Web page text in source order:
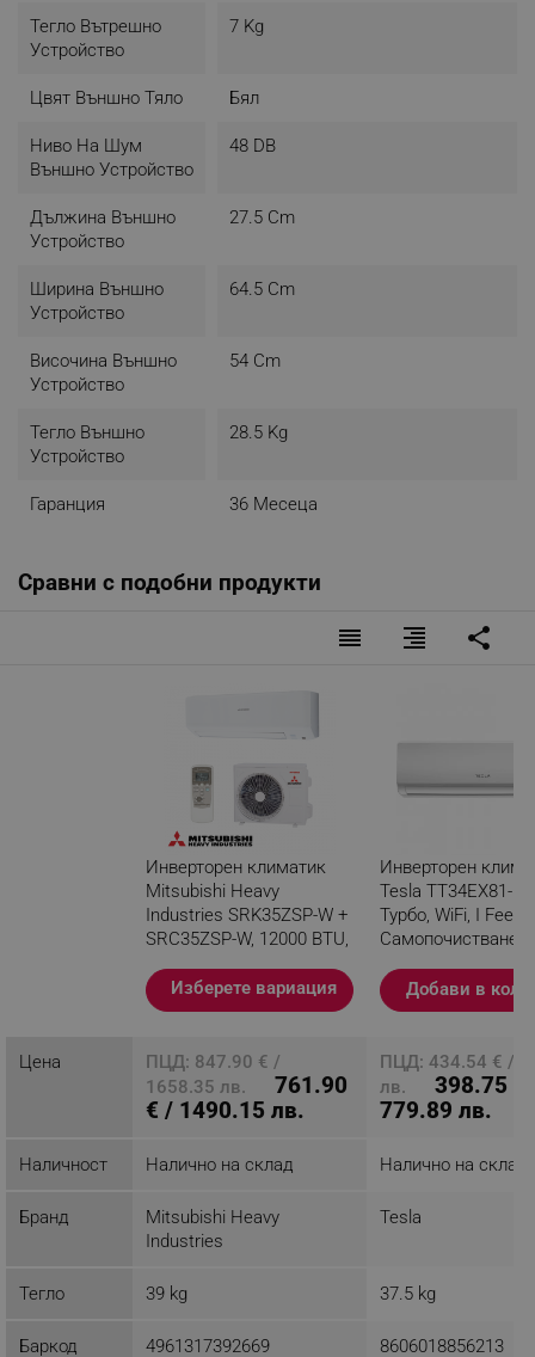
Тегло Вътрешно
Устройство
7 Kg
Цвят Външно Тяло Бял
Ниво На Шум
Външно Устройство
48 DB
Дължина Външно
Устройство
27.5 Cm
Ширина Външно
Устройство
64.5 Cm
Височина Външно
Устройство
54 Cm
Тегло Външно
Устройство
28.5 Kg
Гаранция 36 Месеца
Сравни с подобни продукти
reorder format_align_right share
Инверторен климатик
Mitsubishi Heavy
Industries SRK35ZSP-W +
SRC35ZSP-W, 12000 BTU,
технология, R-32, Бял
Разглеждате този
Изберете вариация
Инверторен
Tesla TT34EX81-
Турбо, WiFi, I Feel,
Самопочистване,
Добави в
Цена
ПЦД: 847.90 € /
1658.35 лв.
761.90
€ / 1490.15 лв.
ПЦД: 434.54 € /
лв.
398.75 €
779.89 лв.
Наличност Налично на склад Налично на склад
Бранд
Mitsubishi Heavy
Industries
Tesla
Тегло 39 kg 37.5 kg
Баркод 4961317392669 8606018856213